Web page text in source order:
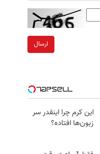
ارسال
این کرم چرا اینقدر سر
زبون‌ها افتاده؟